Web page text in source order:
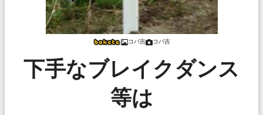
コバ吉 コバ吉
下手なブレイクダンス
等は